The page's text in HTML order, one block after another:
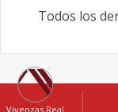
Vivenzas Real
Todos los